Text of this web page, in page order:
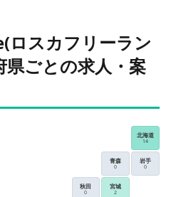
ロスカフリーラン
県ごとの求人・案
北海道
14
青森
0
岩手
0
秋田
0
宮城
2